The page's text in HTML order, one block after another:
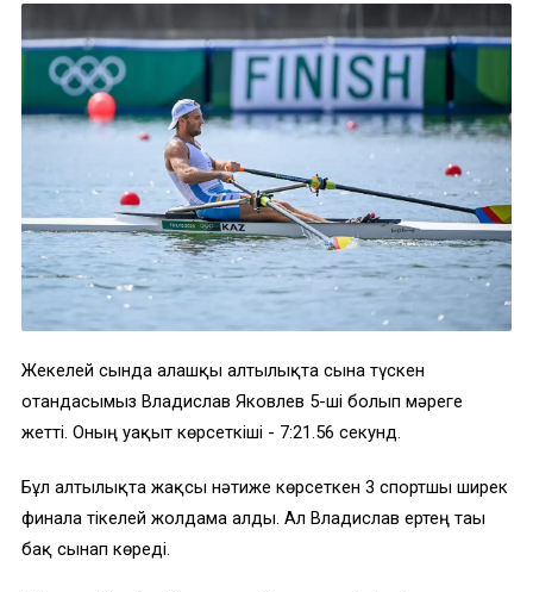
Жекелей сында алғашқы алтылықта сынға түскен
отандасымыз Владислав Яковлев 5-ші болып мәреге
жетті. Оның уақыт көрсеткіші - 7:21.56 секунд.
Бұл алтылықта жақсы нәтиже көрсеткен 3 спортшы ширек
финалға тікелей жолдама алды. Ал Владислав ертең тағы
бақ сынап көреді.